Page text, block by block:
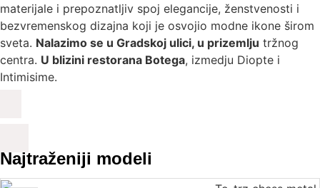
materijale i prepoznatljiv spoj elegancije, ženstvenosti i
bezvremenskog dizajna koji je osvojio modne ikone širom
sveta. Nalazimo se u Gradskoj ulici, u prizemlju tržnog
centra. U blizini restorana Botega, izmedju Diopte i
Intimisime.
Najtraženiji modeli